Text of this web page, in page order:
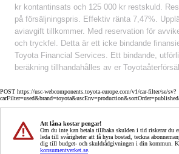
kr kontantinsats och 125 000 kr restskuld.
på försäljningspris. Effektiv ränta 7,47%.
aviavgift tillkommer. Med reservation för
och tryckfel. Detta är ett icke bindande
Toyota Financial Services. Ett bindande,
beräkning tillhandahålles av er
POST https://usc-webcomponents.toyota-europe.com/v1/car-filter/se/sv?
Att låna kostar pengar!
Om du inte kan betala tillbaka skulden i tid riskerar du
leda till svårigheter att få hyra bostad, teckna
dig till budget- och skuldrådgivningen i din kommun.
konsumentverket.se